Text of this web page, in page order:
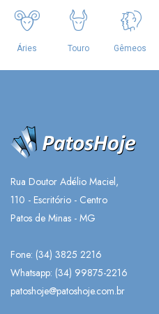
Rua Doutor Adélio Maciel,
110 - Escritório - Centro
Patos de Minas - MG
Fone: (34) 3825 2216
Whatsapp: (34) 99875-2216
patoshoje@patoshoje.com.br